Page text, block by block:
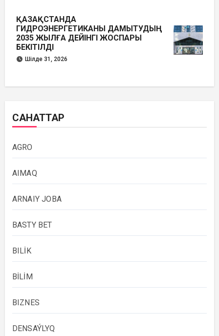
ҚАЗАҚСТАНДА
ГИДРОЭНЕРГЕТИКАНЫ ДАМЫТУДЫҢ
2035 ЖЫЛҒА ДЕЙІНГІ ЖОСПАРЫ
БЕКІТІЛДІ
Шілде 31, 2026
САНАТТАР
AGRO
AIMAQ
ARNAIY JOBA
BASTY BET
BILİK
BİLİM
BIZNES
DENSAÝLYQ